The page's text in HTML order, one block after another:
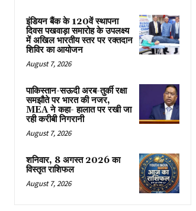
इंडियन बैंक के 120वें स्थापना
दिवस पखवाड़ा समारोह के उपलक्ष्य
में अखिल भारतीय स्तर पर रक्तदान
शिविर का आयोजन
August 7, 2026
पाकिस्तान-सऊदी अरब-तुर्की रक्षा
समझौते पर भारत की नजर,
MEA ने कहा- हालात पर रखी जा
रही करीबी निगरानी
August 7, 2026
शनिवार, 8 अगस्त 2026 का
विस्तृत राशिफल
August 7, 2026